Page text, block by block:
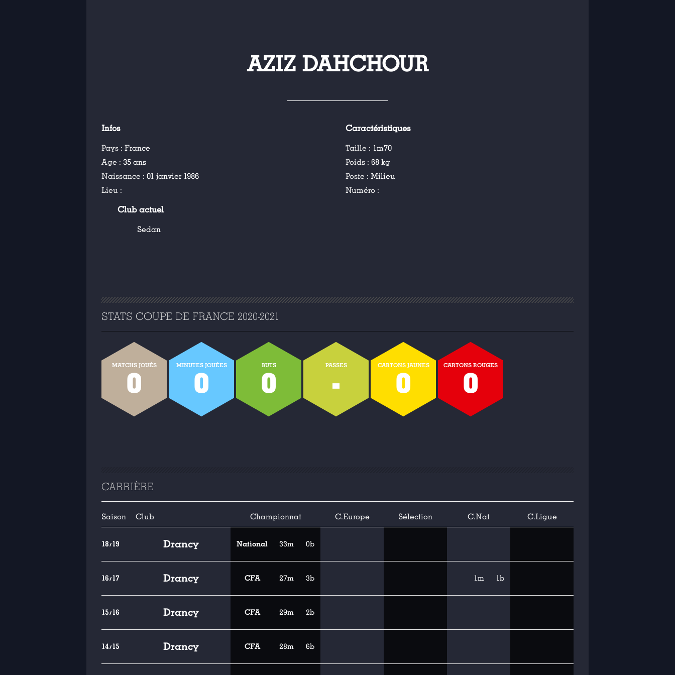
AZIZ DAHCHOUR
Infos
Pays : France
Age : 35 ans
Naissance : 01 janvier 1986
Lieu :
Caractéristiques
Taille : 1m70
Poids :68 kg
Poste :Milieu
Numéro :
Club actuel
Sedan
STATS COUPE DE FRANCE 2020-2021
MATCHS JOUÉS
0
MINUTES JOUÉES
0
BUTS
0
PASSES
-
CARTONS JAUNES
0
CARTONS ROUGES
0
CARRIÈRE
Saison Club Championnat C.Europe Sélection C.Nat C.Ligue
18/19 Drancy National 33m 0b
16/17 Drancy CFA 27m 3b 1m 1b
15/16 Drancy CFA 29m 2b
14/15 Drancy CFA 28m 6b